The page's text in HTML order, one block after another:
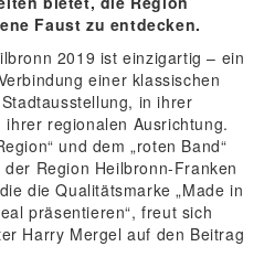
Faust zu entdecken.
2019 ist einzigartig – ein
einer klassischen
in ihrer
regionalen Ausrichtung.
und dem „roten Band“
Region Heilbronn-Franken
die Qualitätsmarke „Made in
präsentieren“, freut sich
Harry Mergel auf den Beitrag